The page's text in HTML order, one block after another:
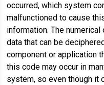
occurred, which system
malfunctioned to cause
information. The
data that can be
component or application
this code may occur in
system, so even though it